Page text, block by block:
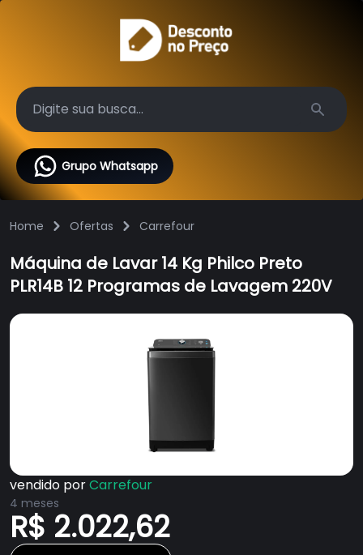
Search
Grupo Whatsapp
Home Ofertas Carrefour
Máquina de Lavar 14 Kg Philco Preto
PLR14B 12 Programas de Lavagem 220V
vendido porCarrefour
4 meses
R$ 2.022,62